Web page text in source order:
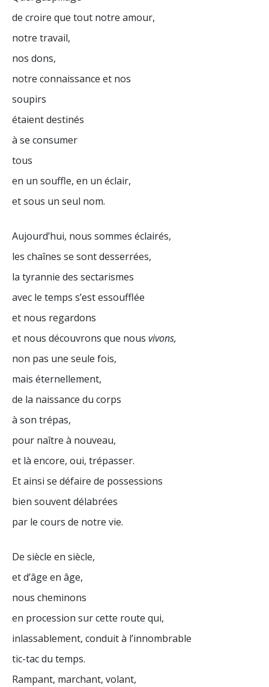
de croire que tout notre amour,
notre travail,
nos dons,
notre connaissance et nos
soupirs
étaient destinés
à se consumer
tous
en un souffle, en un éclair,
et sous un seul nom.
Aujourd’hui, nous sommes éclairés,
les chaînes se sont desserrées,
la tyrannie des sectarismes
avec le temps s’est essoufflée
et nous regardons
et nous découvrons que nous vivons,
non pas une seule fois,
mais éternellement,
de la naissance du corps
à son trépas,
pour naître à nouveau,
et là encore, oui, trépasser.
Et ainsi se défaire de possessions
bien souvent délabrées
par le cours de notre vie.
De siècle en siècle,
et d’âge en âge,
nous cheminons
en procession sur cette route qui,
inlassablement, conduit à l’innombrable
tic-tac du temps.
Rampant, marchant, volant,